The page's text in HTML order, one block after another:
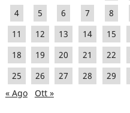
4
5 6 7 8
11
12 13 14 15
18
19 20 21 22
25
26 27 28 29
« Ago
Ott »